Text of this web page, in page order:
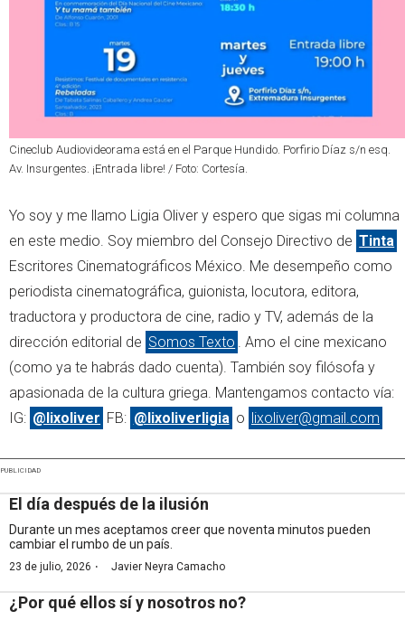
Cineclub Audiovideorama está en el Parque Hundido. Porfirio Díaz s/n esq.
Av. Insurgentes. ¡Entrada libre! / Foto: Cortesía.
Yo soy y me llamo Ligia Oliver y espero que sigas mi columna
en este medio. Soy miembro del Consejo Directivo de Tinta
Escritores Cinematográficos México. Me desempeño como
periodista cinematográfica, guionista, locutora, editora,
traductora y productora de cine, radio y TV, además de la
dirección editorial de Somos Texto . Amo el cine mexicano
(como ya te habrás dado cuenta). También soy filósofa y
apasionada de la cultura griega. Mantengamos contacto vía:
IG: @lixoliver FB: @lixoliverligia o lixoliver@gmail.com
PUBLICIDAD
El día después de la ilusión
Durante un mes aceptamos creer que noventa minutos pueden
cambiar el rumbo de un país.
23 de julio, 2026 · Javier Neyra Camacho
¿Por qué ellos sí y nosotros no?